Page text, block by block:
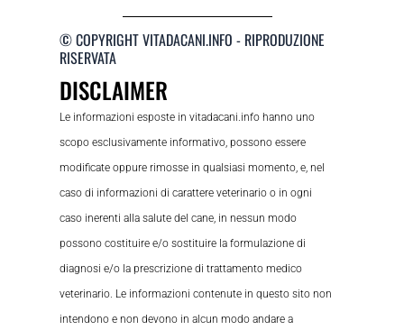
© COPYRIGHT VITADACANI.INFO - RIPRODUZIONE
RISERVATA
DISCLAIMER
Le informazioni esposte in vitadacani.info hanno uno
scopo esclusivamente informativo, possono essere
modificate oppure rimosse in qualsiasi momento, e, nel
caso di informazioni di carattere veterinario o in ogni
caso inerenti alla salute del cane, in nessun modo
possono costituire e/o sostituire la formulazione di
diagnosi e/o la prescrizione di trattamento medico
veterinario. Le informazioni contenute in questo sito non
intendono e non devono in alcun modo andare a